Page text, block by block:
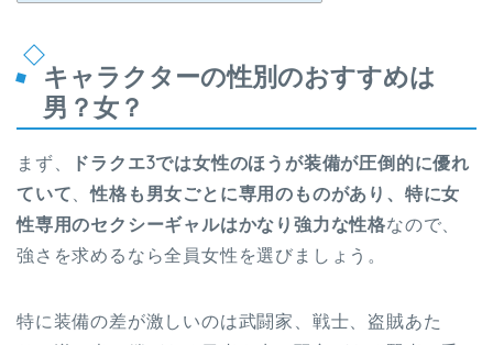
キャラクターの性別のおすすめは
男？女？
まず、
ドラクエ3では女性のほうが装備が圧倒的に優れ
ていて、性格も男女ごとに専用のものがあり、特に女
性専用のセクシーギャルはかなり強力な性格なので、
強さを求めるなら全員女性を選びましょう。
特に装備の差が激しいのは武闘家、戦士、盗賊あた